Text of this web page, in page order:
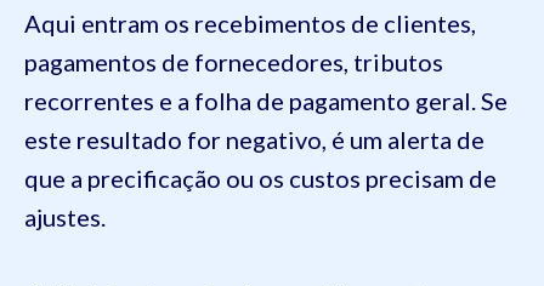
Aqui entram os recebimentos de clientes,
pagamentos de fornecedores, tributos
recorrentes e a folha de pagamento geral. Se
este resultado for negativo, é um alerta de
que a precificação ou os custos precisam de
ajustes.